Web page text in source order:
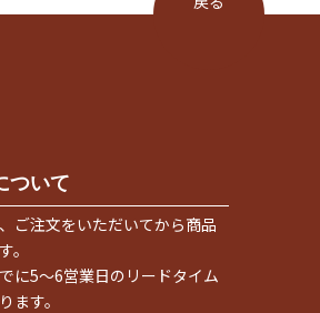
ついて
ご注文をいただいてから商品
。
に5〜6営業日のリードタイム
ます。